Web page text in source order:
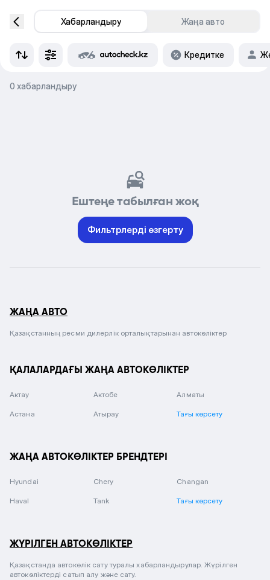
Хабарландыру Жаңа авто
Кредитке
0 хабарландыру
Ештеңе табылған жоқ
Фильтрлерді өзгерту
ЖАҢА АВТО
Қазақстанның ресми дилерлік орталықтарынан автокөліктер
ҚАЛАЛАРДАҒЫ ЖАҢА АВТОКӨЛІКТЕР
Актау Актобе Алматы
Астана Атырау Тағы көрсету
ЖАҢА АВТОКӨЛІКТЕР БРЕНДТЕРІ
Hyundai Chery Changan
Haval Tank Тағы көрсету
ЖҮРІЛГЕН АВТОКӨЛІКТЕР
Қазақстанда автокөлік сату туралы хабарландырулар. Жүрілген
автокөліктерді сатып алу және сату.